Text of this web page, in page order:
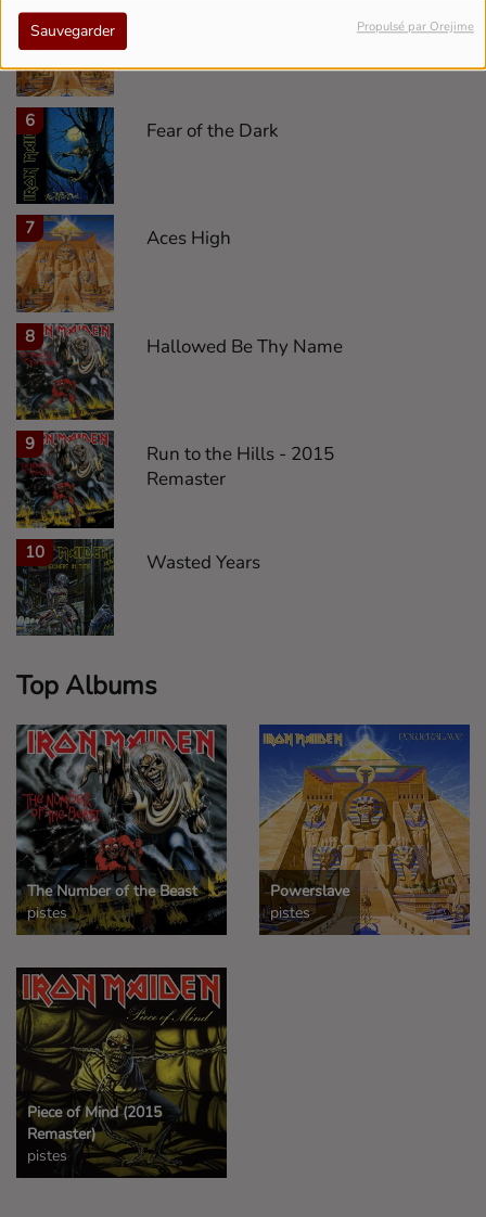
Sauvegarder Propulsé par Orejime
5
6 Fear of the Dark
7 Aces High
8 Hallowed Be Thy Name
9
Run to the Hills - 2015
Remaster
10 Wasted Years
Top Albums
The Number of the Beast
pistes
Powerslave
pistes
Piece of Mind (2015
Remaster)
pistes